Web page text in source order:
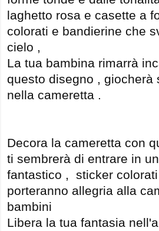
laghetto rosa e casette a
colorati e bandierine che
cielo ,
La tua bambina rimarrà
questo disegno , giocherà
nella cameretta .
Decora la cameretta con
ti sembrerà di entrare in
fantastico , sticker
porteranno allegria alla
bambini
Libera la tua fantasia